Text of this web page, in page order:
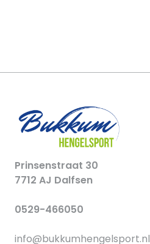
Prinsenstraat 30
7712 AJ Dalfsen
0529-466050
info@bukkumhengelsport.nl